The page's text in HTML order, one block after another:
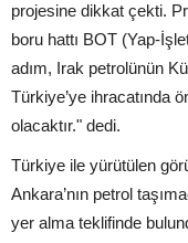
projesine dikkat çekti.
boru hattı BOT (Yap-
adım, Irak petrolünün
Türkiye’ye ihracatında
olacaktır." dedi.
Türkiye ile yürütülen
Ankara’nın petrol
yer alma teklifinde